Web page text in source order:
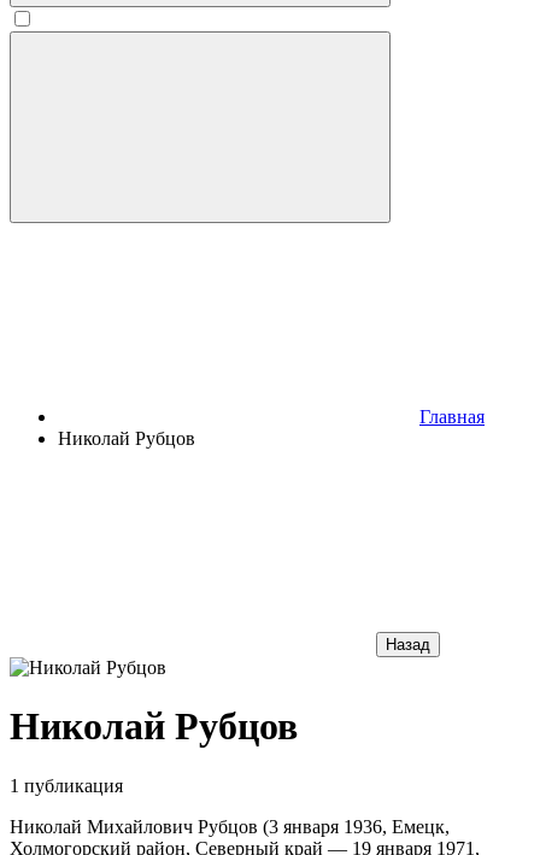
Главная
Николай Рубцов
Назад
Николай Рубцов
1 публикация
Николай Михайлович Рубцов (3 января 1936, Емецк,
Холмогорский район, Северный край — 19 января 1971,